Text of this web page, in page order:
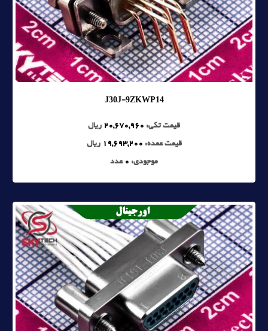
J30J-9ZKWP14
قیمت تکی: 20,670,960 ریال
قیمت عمده: 19,693,200 ریال
موجودی: 0 عدد